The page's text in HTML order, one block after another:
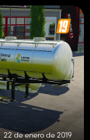
22 de enero de 2019